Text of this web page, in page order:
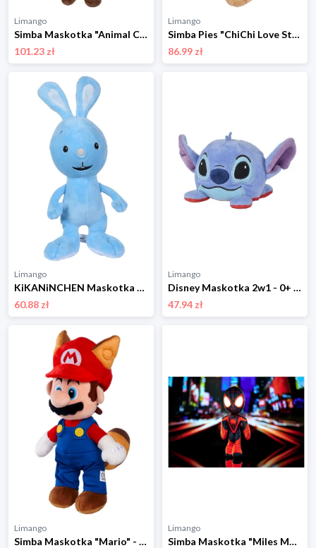
Limango
Simba Maskotka "Animal Crossing Melinda" - 0+ rozmiar: onesize
101.23 zł
Limango
Simba Pies "ChiChi Love Street" - 3+ rozmiar: onesize
86.99 zł
Limango
KiKANiNCHEN Maskotka - 0+ rozmiar: onesize
60.88 zł
Limango
Disney Maskotka 2w1 - 0+ rozmiar: onesize
47.94 zł
Limango
Simba Maskotka "Mario" - 0+ rozmiar: onesize
Limango
Simba Maskotka "Miles Morales" - 0+ rozmiar: onesize